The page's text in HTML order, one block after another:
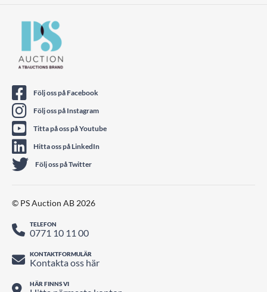
Följ oss på Facebook
Följ oss på Instagram
Titta på oss på Youtube
Hitta oss på LinkedIn
Följ oss på Twitter
© PS Auction AB 2026
TELEFON
0771 10 11 00
KONTAKTFORMULÄR
Kontakta oss här
HÄR FINNS VI